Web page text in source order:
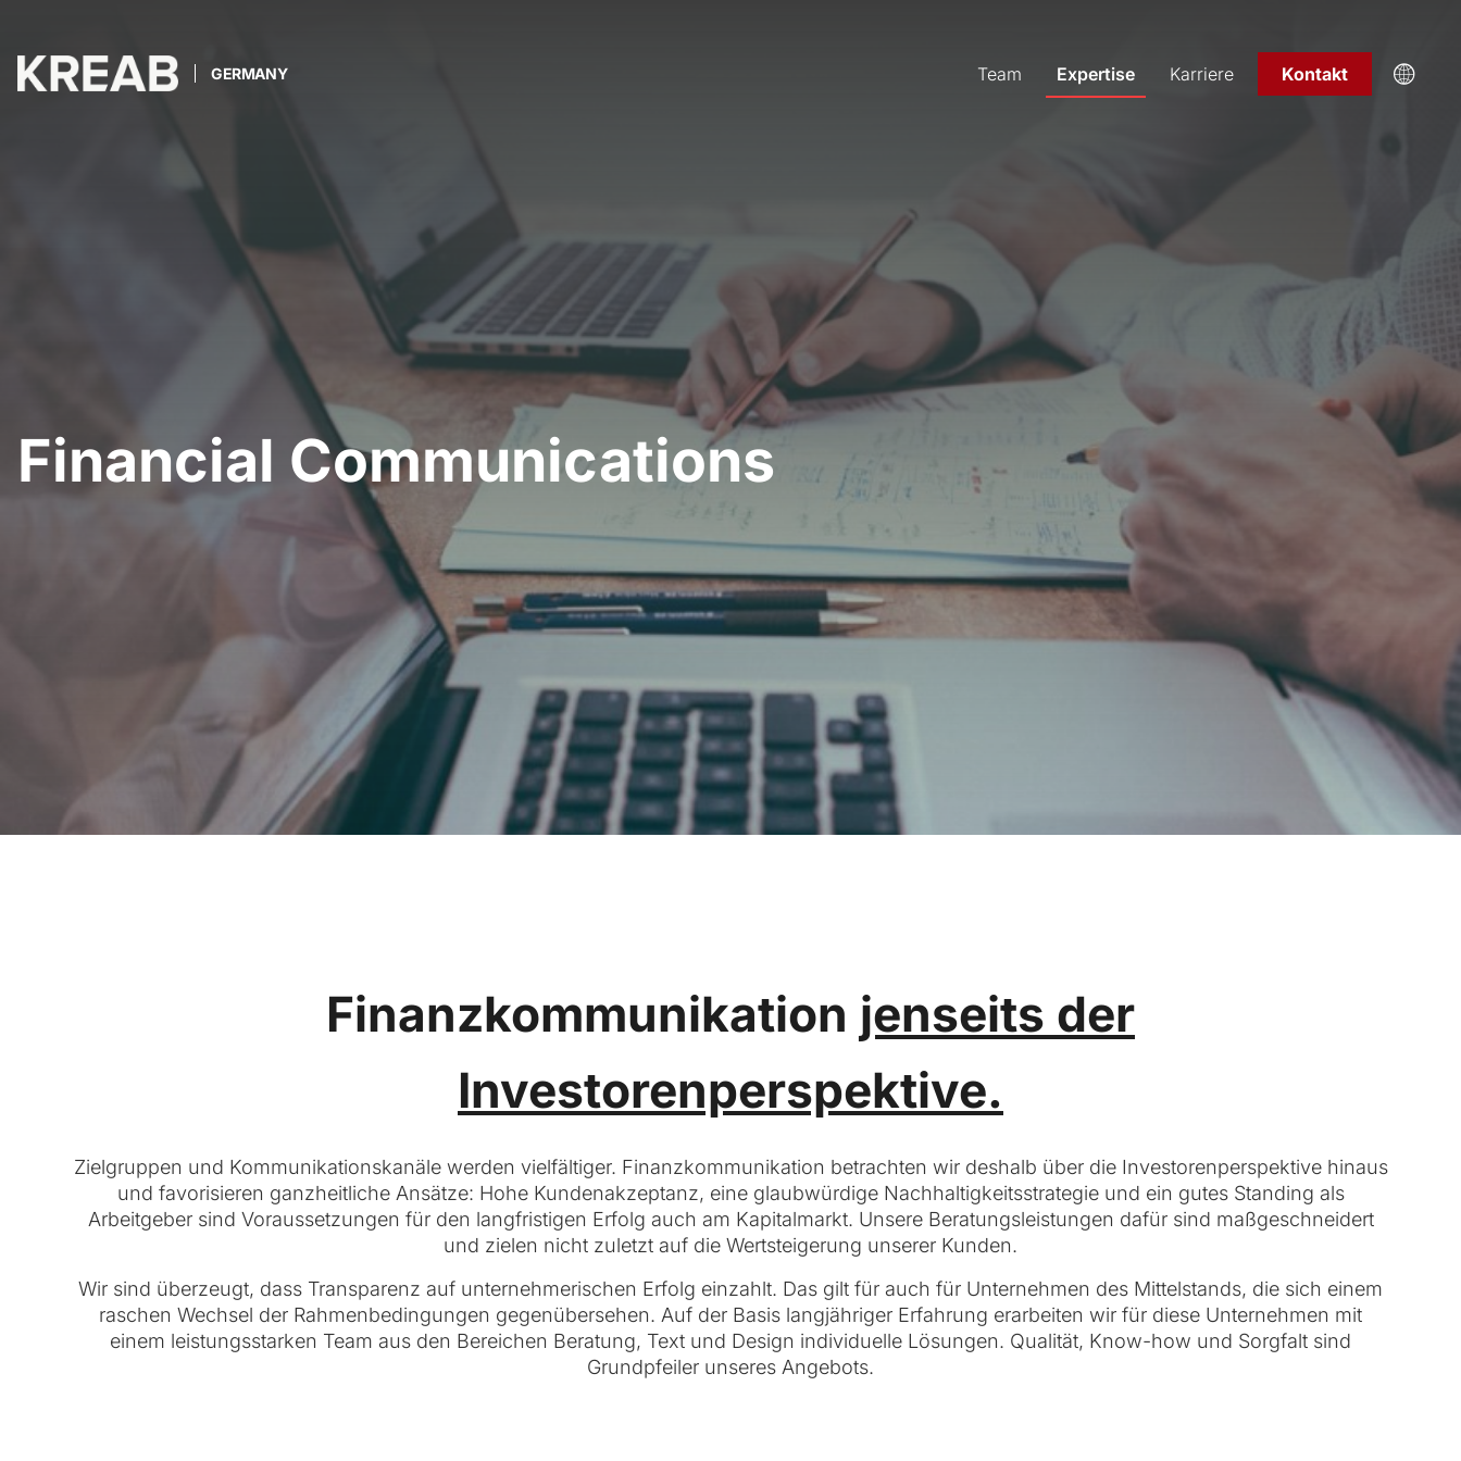
GERMANY Team Expertise Karriere Kontakt
Financial Communications
Finanzkommunikation jenseits der
Investorenperspektive.
Zielgruppen und Kommunikationskanäle werden vielfältiger. Finanzkommunikation betrachten wir deshalb über die Investorenperspektive hinaus
und favorisieren ganzheitliche Ansätze: Hohe Kundenakzeptanz, eine glaubwürdige Nachhaltigkeitsstrategie und ein gutes Standing als
Arbeitgeber sind Voraussetzungen für den langfristigen Erfolg auch am Kapitalmarkt. Unsere Beratungsleistungen dafür sind maßgeschneidert
und zielen nicht zuletzt auf die Wertsteigerung unserer Kunden.
Wir sind überzeugt, dass Transparenz auf unternehmerischen Erfolg einzahlt. Das gilt für auch für Unternehmen des Mittelstands, die sich einem
raschen Wechsel der Rahmenbedingungen gegenübersehen. Auf der Basis langjähriger Erfahrung erarbeiten wir für diese Unternehmen mit
einem leistungsstarken Team aus den Bereichen Beratung, Text und Design individuelle Lösungen. Qualität, Know-how und Sorgfalt sind
Grundpfeiler unseres Angebots.